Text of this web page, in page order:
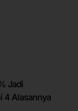
Jadi
4 Alasannya